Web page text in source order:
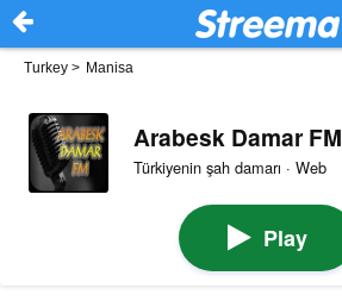
Turkey > Manisa
Arabesk Damar FM
Türkiyenin şah damarı · Web
Play